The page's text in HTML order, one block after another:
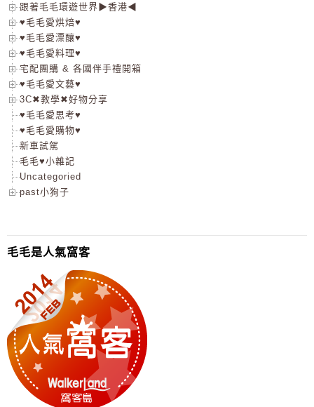
跟著毛毛環遊世界▶香港◀
♥毛毛愛烘焙♥
♥毛毛愛漂釀♥
♥毛毛愛料理♥
宅配團購 & 各國伴手禮開箱
♥毛毛愛文藝♥
3C✖教學✖好物分享
♥毛毛愛思考♥
♥毛毛愛購物♥
新車試駕
毛毛♥小雜記
Uncategoried
past小狗子
毛毛是人氣窩客